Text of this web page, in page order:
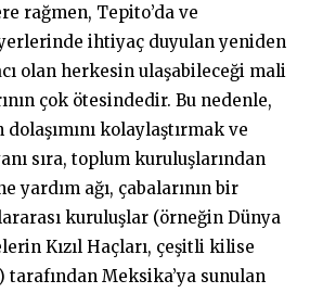
rağmen, Tepito’da ve
ihtiyaç duyulan yeniden
olan herkesin ulaşabileceği mali
çok ötesindedir. Bu nedenle,
kolaylaştırmak ve
sıra, toplum kuruluşlarından
yardım ağı, çabalarının bir
kuruluşlar (örneğin Dünya
Kızıl Haçları, çeşitli kilise
tarafından Meksika’ya sunulan